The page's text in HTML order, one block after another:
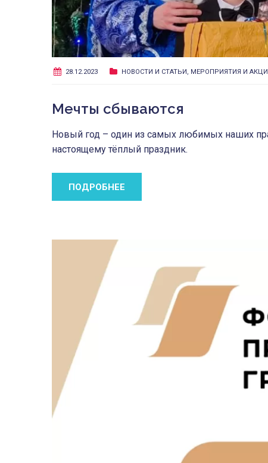
28.12.2023 НОВОСТИ И СТАТЬИ , МЕРОПРИЯТИЯ И
Мечты сбываются
Новый год – один из самых любимых наших
настоящему тёплый праздник.
ПОДРОБНЕЕ